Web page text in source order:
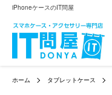
iPhoneケースのIT問屋
ホーム タブレットケース